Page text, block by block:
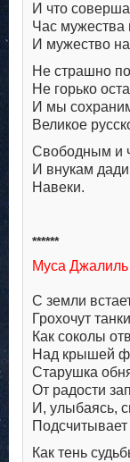
И что
Час мужества
И мужество
Не страшно
Не горько
И мы
Великое
Свободным и
И внукам
Навеки.
******
Муса
С земли
Грохочут
Как соколы
Над крышей
Старушка
От радости
И, улыбаясь,
Как тень